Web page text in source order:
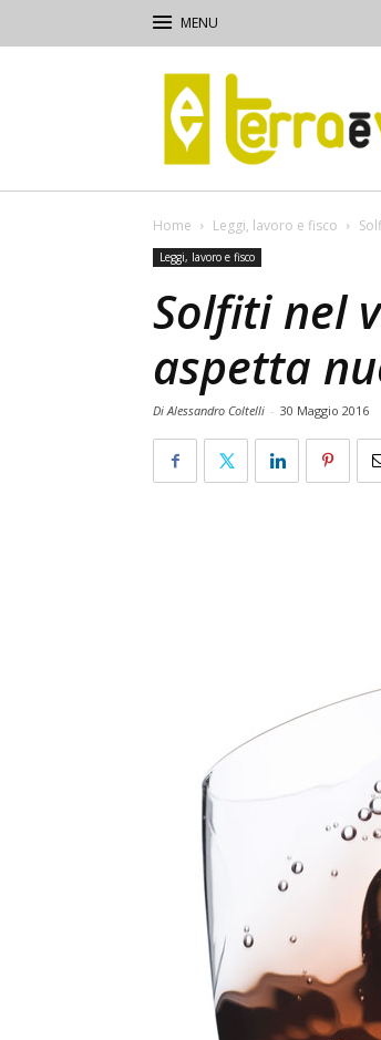
Terra
e
Vita
Home Leggi, lavoro e fisco
Leggi, lavoro e fisco
Solfiti nel
aspetta
Di Alessandro Coltelli - 30 Maggio 2016